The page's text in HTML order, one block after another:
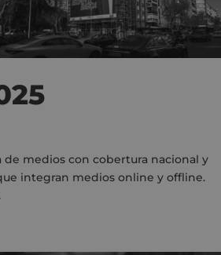
de medios con cobertura nacional y
integran medios online y offline.